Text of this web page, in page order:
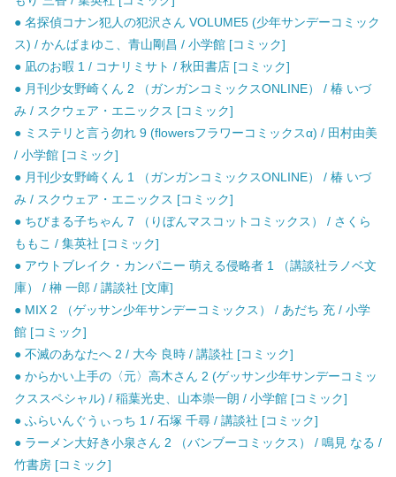
● 名探偵コナン犯人の犯沢さん VOLUME5 (少年サンデーコミック
ス) / かんばまゆこ、青山剛昌 / 小学館 [コミック]
● 凪のお暇 1 / コナリミサト / 秋田書店 [コミック]
● 月刊少女野崎くん 2 （ガンガンコミックスONLINE） / 椿 いづ
み / スクウェア・エニックス [コミック]
● ミステリと言う勿れ 9 (flowersフラワーコミックスα) / 田村由美
/ 小学館 [コミック]
● 月刊少女野崎くん 1 （ガンガンコミックスONLINE） / 椿 いづ
み / スクウェア・エニックス [コミック]
● ちびまる子ちゃん 7 （りぼんマスコットコミックス） / さくら
ももこ / 集英社 [コミック]
● アウトブレイク・カンパニー 萌える侵略者 1 （講談社ラノベ文
庫） / 榊 一郎 / 講談社 [文庫]
● MIX 2 （ゲッサン少年サンデーコミックス） / あだち 充 / 小学
館 [コミック]
● 不滅のあなたへ 2 / 大今 良時 / 講談社 [コミック]
● からかい上手の〈元〉高木さん 2 (ゲッサン少年サンデーコミッ
クススペシャル) / 稲葉光史、山本崇一朗 / 小学館 [コミック]
● ふらいんぐうぃっち 1 / 石塚 千尋 / 講談社 [コミック]
● ラーメン大好き小泉さん 2 （バンブーコミックス） / 鳴見 なる /
竹書房 [コミック]